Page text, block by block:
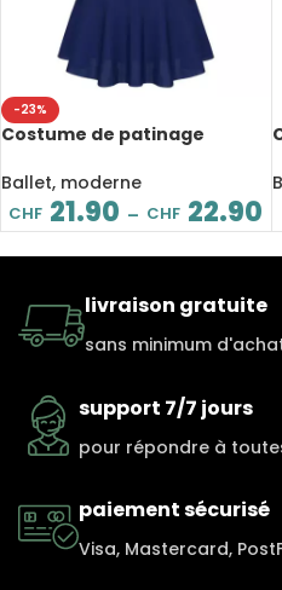
-23%
Costume de patinage
scintillant, pour enfant
Ballet, moderne
CHF 21.90 – CHF 22.90
livraison gratuite
sans minimum
support 7/7 jours
pour répondre à
paiement sécurisé
Visa, Mastercard,